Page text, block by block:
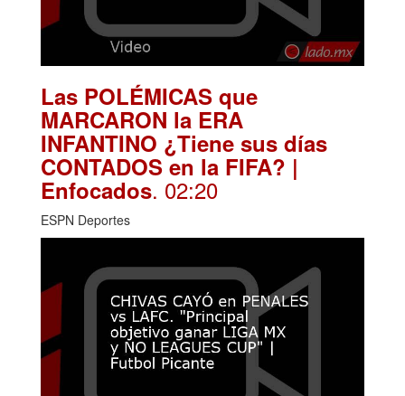
Las POLÉMICAS que
MARCARON la ERA
INFANTINO ¿Tiene sus días
CONTADOS en la FIFA? |
Enfocados. 02:20
ESPN Deportes